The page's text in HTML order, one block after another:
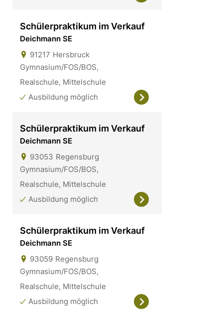
Schülerpraktikum im Verkauf
Deichmann SE
91217 Hersbruck
Gymnasium/FOS/BOS,
Realschule, Mittelschule
Ausbildung möglich
Schülerpraktikum im Verkauf
Deichmann SE
93053 Regensburg
Gymnasium/FOS/BOS,
Realschule, Mittelschule
Ausbildung möglich
Schülerpraktikum im Verkauf
Deichmann SE
93059 Regensburg
Gymnasium/FOS/BOS,
Realschule, Mittelschule
Ausbildung möglich